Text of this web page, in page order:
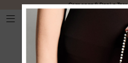
Consegna & Dazi e